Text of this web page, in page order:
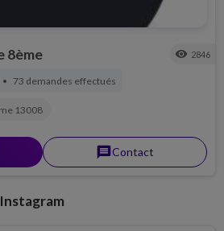
8ème visibility 2846
• 73 demandes effectués
13008
messageContact